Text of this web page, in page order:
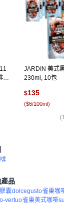
JARDIN 美式
230ml, 10包
$135
($6/100ml)
(
品
囊dolcegusto雀巢咖
vertuo雀巢美式咖啡